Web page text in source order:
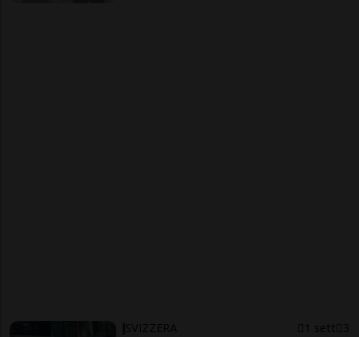
SVIZZERA 1 sett 3